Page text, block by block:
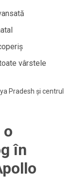
vârstele
Pradesh și centrul
o
în